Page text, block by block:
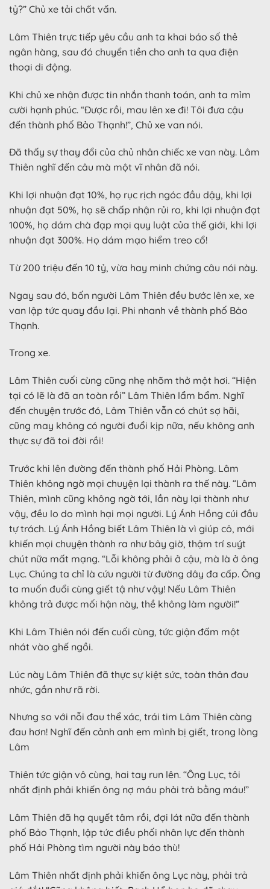
tỷ?” Chủ xe tải chất vấn.
Lâm Thiên trực tiếp yêu cầu anh ta khai báo số thẻ
ngân hàng, sau đó chuyển tiền cho anh ta qua điện
thoại di động.
Khi chủ xe nhận được tin nhắn thanh toán, anh ta mỉm
cười hạnh phúc. “Được rồi, mau lên xe đi! Tôi đưa cậu
đến thành phố Bảo Thạnh!”, Chủ xe van nói.
Đã thấy sự thay đổi của chủ nhân chiếc xe van này. Lâm
Thiên nghĩ đến câu mà một vĩ nhân đã nói.
Khi lợi nhuận đạt 10%, họ rục rịch ngóc đầu dậy, khi lợi
nhuận đạt 50%, họ sẽ chấp nhận rủi ro, khi lợi nhuận đạt
100%, họ dám chà đạp mọi quy luật của thế giới, khi lợi
nhuận đạt 300%. Họ dám mạo hiểm treo cổ!
Từ 200 triệu đến 10 tỷ, vừa hay minh chứng câu nói này.
Ngay sau đó, bốn người Lâm Thiên đều bước lên xe, xe
van lập tức quay đầu lại. Phi nhanh về thành phố Bảo
Thạnh.
Trong xe.
Lâm Thiên cuối cùng cũng nhẹ nhõm thở một hơi. “Hiện
tại có lẽ là đã an toàn rồi” Lâm Thiên lẩm bẩm. Nghĩ
đến chuyện trước đó, Lâm Thiên vẫn có chút sợ hãi,
cũng may không có người đuổi kịp nữa, nếu không anh
thực sự đã toi đời rồi!
Trước khi lên đường đến thành phố Hải Phòng. Lâm
Thiên không ngờ mọi chuyện lại thành ra thế này. “Lâm
Thiên, mình cũng không ngờ tới, lần này lại thành như
vậy, đều lo do mình hại mọi người. Lý Ánh Hồng cúi đầu
tự trách. Lý Ánh Hồng biết Lâm Thiên là vì giúp cô, mới
khiến mọi chuyện thành ra như bây giờ, thậm trí suýt
chút nữa mất mạng. “Lỗi không phải ở cậu, mà là ở ông
Lục. Chúng ta chỉ là cứu người từ đường dây đa cấp. Ông
ta muốn đuổi cùng giết tậ như vậy! Nếu Lâm Thiên
không trả được mối hận này, thề không làm người!”
Khi Lâm Thiên nói đến cuối cùng, tức giận đấm một
nhát vào ghế ngồi.
Lúc này Lâm Thiên đã thực sự kiệt sức, toàn thân đau
nhức, gần như rã rời.
Nhưng so với nỗi đau thể xác, trái tim Lâm Thiên càng
đau hơn! Nghĩ đến cảnh anh em mình bị giết, trong lòng
Lâm
Thiên tức giận vô cùng, hai tay run lên. “Ông Lục, tôi
nhất định phải khiến ông nợ máu phải trả bằng máu!”
Lâm Thiên đã hạ quyết tâm rồi, đợi lát nữa đến thành
phố Bảo Thạnh, lập tức điều phối nhân lực đến thành
phố Hải Phòng tìm người này báo thù!
Lâm Thiên nhất định phải khiến ông Lục này, phải trả